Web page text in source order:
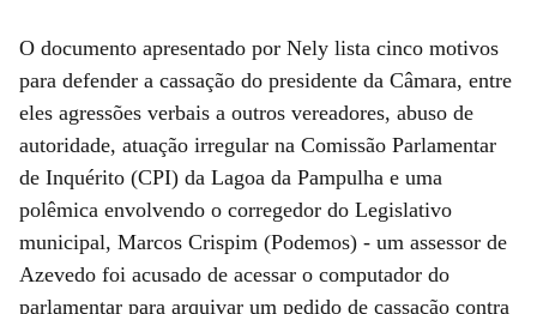
O documento apresentado por Nely lista cinco motivos
para defender a cassação do presidente da Câmara, entre
eles agressões verbais a outros vereadores, abuso de
autoridade, atuação irregular na Comissão Parlamentar
de Inquérito (CPI) da Lagoa da Pampulha e uma
polêmica envolvendo o corregedor do Legislativo
municipal, Marcos Crispim (Podemos) - um assessor de
Azevedo foi acusado de acessar o computador do
parlamentar para arquivar um pedido de cassação contra